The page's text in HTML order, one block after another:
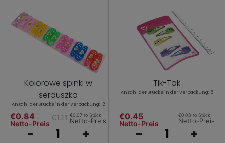
Kolorowe spinki w
serduszka
Anzahl der Stücke in der Verpackung: 12
€0.84
Netto-Preis
€1.11 €0.07 ro Stück
Netto-Preis
- +
Tik-Tak
Anzahl der Stücke in der Verpackung: 6
€0.45
Netto-Preis
€0.08 ro Stück
Netto-Preis
- +